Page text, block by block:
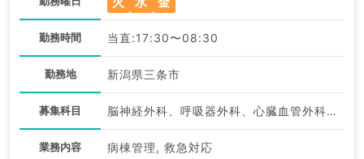
勤務時間 当直:17:30〜08:30
勤務地 新潟県三条市
募集科目 脳神経外科、呼吸器外科、心臓血管外科、外科系全般、一般外科、消化器外科、救急科・ＩＣＵ
業務内容 病棟管理, 救急対応